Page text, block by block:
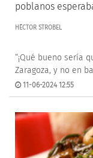
poblanos
HÉCTOR STROBEL
“¡Qué bueno sería
Zaragoza, y no en
11-06-2024 12:55